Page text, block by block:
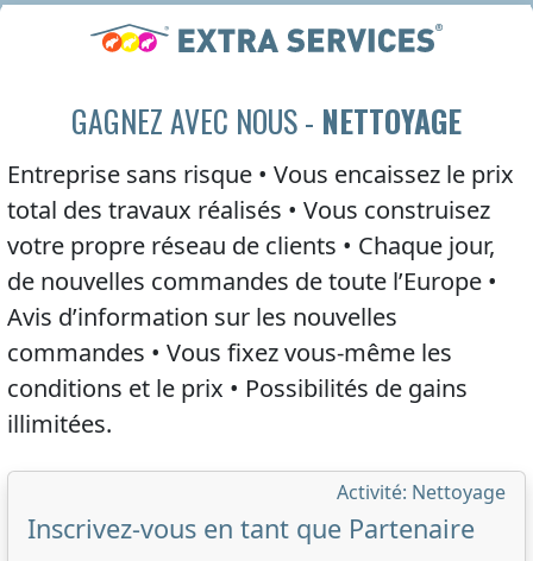
GAGNEZ AVEC NOUS - NETTOYAGE
Entreprise sans risque • Vous encaissez le prix
total des travaux réalisés • Vous construisez
votre propre réseau de clients • Chaque jour,
de nouvelles commandes de toute l’Europe •
Avis d’information sur les nouvelles
commandes • Vous fixez vous-même les
conditions et le prix • Possibilités de gains
illimitées.
Activité: Nettoyage
Inscrivez-vous en tant que Partenaire